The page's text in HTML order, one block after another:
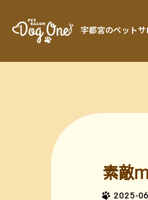
宇都宮のペット
素敵
2025-